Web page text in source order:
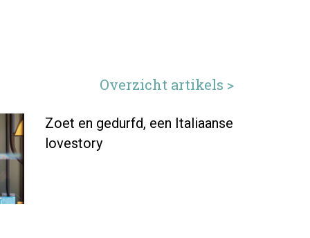
Overzicht artikels >
Zoet en gedurfd, een Italiaanse
lovestory